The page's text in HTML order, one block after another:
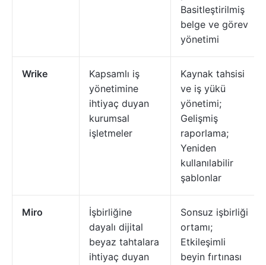
Basitleştirilmiş
belge ve görev
yönetimi
Wrike
Kapsamlı iş
yönetimine
ihtiyaç duyan
kurumsal
işletmeler
Kaynak tahsisi
ve iş yükü
yönetimi;
Gelişmiş
raporlama;
Yeniden
kullanılabilir
şablonlar
Miro
İşbirliğine
dayalı dijital
beyaz tahtalara
ihtiyaç duyan
Sonsuz işbirliği
ortamı;
Etkileşimli
beyin fırtınası